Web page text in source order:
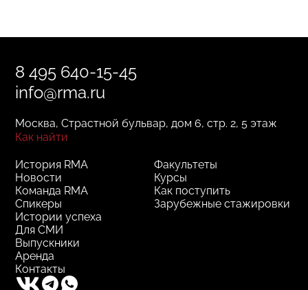
8 495 640-15-45
info@rma.ru
Москва, Страстной бульвар, дом 6, стр. 2, 5 этаж
Как найти
Факультеты
Курсы
Как поступить
Зарубежные стажировки
История RMA
Новости
Команда RMA
Спикеры
Истории успеха
Для СМИ
Выпускники
Аренда
Контакты